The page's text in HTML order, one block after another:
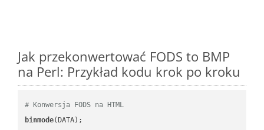
Jak przekonwertować FODS to BMP
na Perl: Przykład kodu krok po kroku
# Konwersja FODS na HTML
binmode